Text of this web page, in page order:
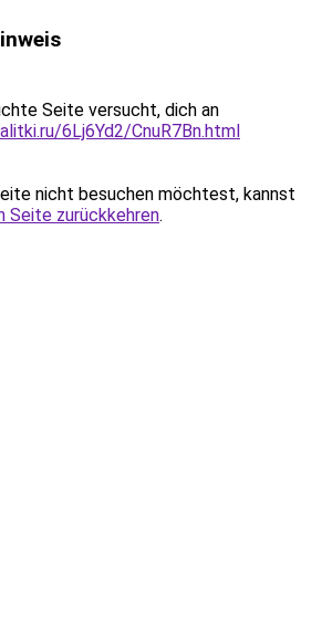
Seite versucht, dich an
6Lj6Yd2/CnuR7Bn.html
nicht besuchen möchtest, kannst
Seite zurückkehren.